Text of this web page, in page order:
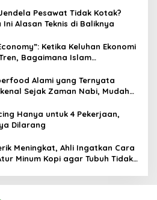
Pesawat Tidak Kotak?
Alasan Teknis di Baliknya
Ketika Keluhan Ekonomi
Bagaimana Islam
Alami yang Ternyata
Sejak Zaman Nabi, Mudah
Hanya untuk 4 Pekerjaan,
Dilarang
Meningkat, Ahli Ingatkan Cara
Minum Kopi agar Tubuh Tidak